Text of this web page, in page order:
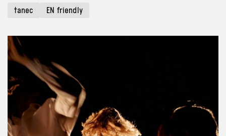
tanec EN friendly